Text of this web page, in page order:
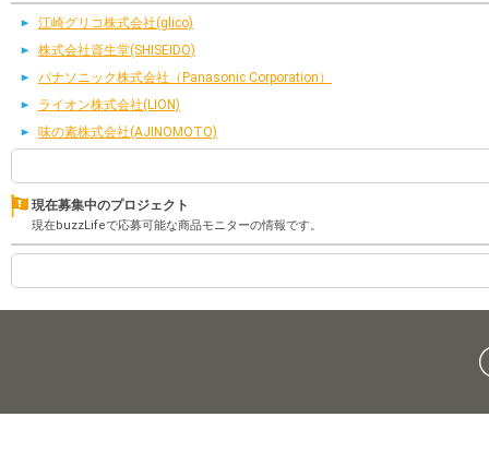
江崎グリコ株式会社(glico)
株式会社資生堂(SHISEIDO)
パナソニック株式会社（Panasonic Corporation）
ライオン株式会社(LION)
味の素株式会社(AJINOMOTO)
現在募集中のプロジェクト
現在buzzLifeで応募可能な商品モニターの情報です。